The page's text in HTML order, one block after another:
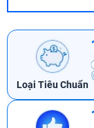
Loại Tiêu Chuẩn